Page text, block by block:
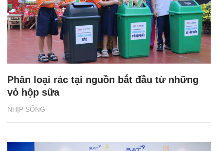
NHỊP SỐNG
Phân loại rác tại nguồn bắt đầu từ những
vỏ hộp sữa